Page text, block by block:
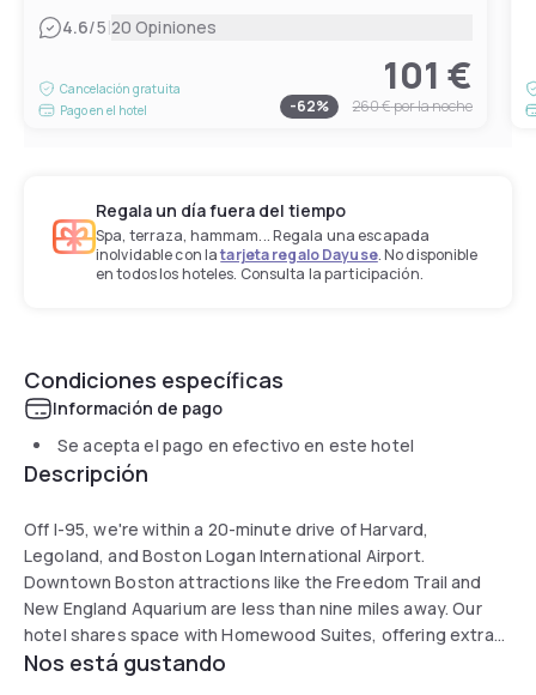
4.6/5|20 Opiniones
Cancelación gratuita
Pago en el hotel
101 €
-62% 260 €por la noche
Regala un día fuera del tiempo
Spa, terraza, hammam... Regala una escapada
inolvidable con latarjeta regalo Dayuse. No disponible
en todos los hoteles. Consulta la participación.
Condiciones específicas
Información de pago
Se acepta el pago en efectivo en este hotel
Descripción
Off I-95, we're within a 20-minute drive of Harvard,
Legoland, and Boston Logan International Airport.
Downtown Boston attractions like the Freedom Trail and
New England Aquarium are less than nine miles away. Our
hotel shares space with Homewood Suites, offering extra
perks for our guests.
Nos está gustando